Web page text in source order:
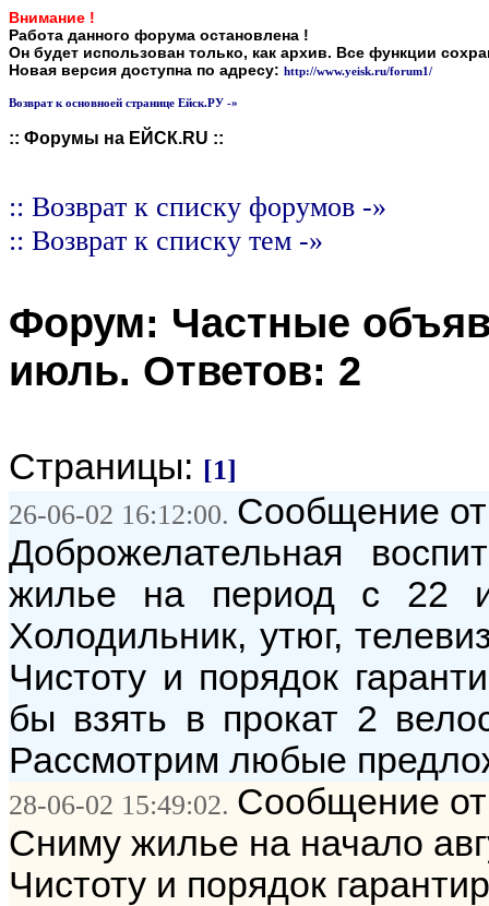
Внимание !
Работа данного форума остановлена !
Он будет использован только, как архив. Все функции
Новая версия доступна по адресу: http://www.yeisk.ru/forum1/
Возврат к основноей странице Ейск.РУ -»
:: Форумы на ЕЙСК.RU ::
:: Возврат к списку форумов -»
:: Возврат к списку тем -»
Форум: Частные
июль. Ответов: 2
Страницы: [1]
26-06-02 16:12:00. Сообщение
Доброжелательная
жилье на период с 22
Холодильник, утюг,
Чистоту и порядок
бы взять в прокат 2
Рассмотрим любые
28-06-02 15:49:02. Сообщение
Сниму жилье на начало
Чистоту и порядок